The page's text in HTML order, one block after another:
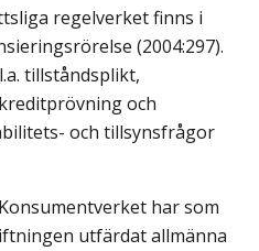
regelverket finns i
(2004:297).
tillståndsplikt,
och
och tillsynsfrågor
har som
utfärdat allmänna